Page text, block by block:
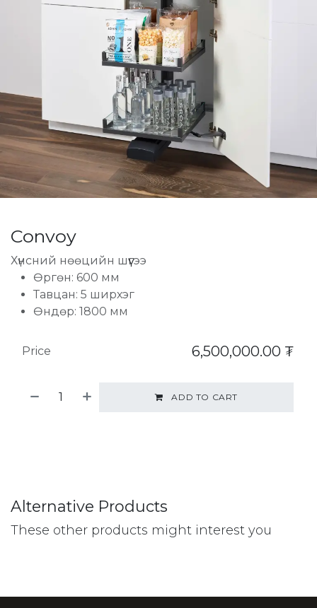
Convoy
Хүнсний нөөцийн шүүгээ
Өргөн: 600 мм
Тавцан: 5 ширхэг
Өндөр: 1800 мм
ADD TO CART
Price 6,500,000.00 ₮
Alternative Products
These other products might interest you